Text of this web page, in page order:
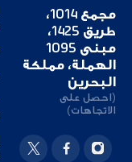
مجمع 1014،
طريق 1425،
مبنى 1095
الهملة، مملكة
البحرين
(احصل على
الاتجاهات)